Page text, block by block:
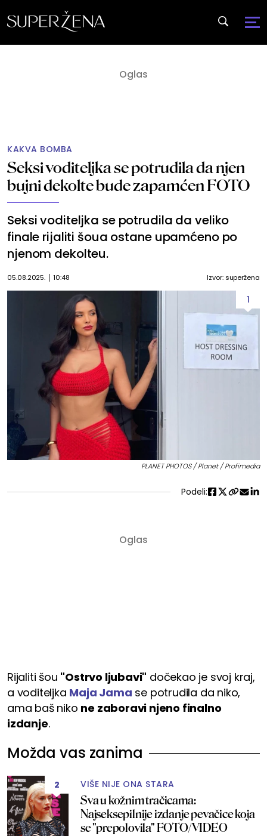
KAKVA BOMBA
Seksi voditeljka se potrudila da njen
bujni dekolte bude zapamćen FOTO
Seksi voditeljka se potrudila da veliko
finale rijaliti šoua ostane upamćeno po
njenom dekolteu.
05.08.2025. 10:48 Izvor: superžena
1
PLANET PHOTOS / Planet / Profimedia
Podeli:
Rijaliti šou "Ostrvo ljubavi" dočekao je svoj kraj,
a voditeljka Maja Jama se potrudila da niko,
ama baš niko ne zaboravi njeno finalno
izdanje.
Možda vas zanima
2 VIŠE NIJE ONA STARA
Sva u kožnim tračicama:
Najseksepilnije izdanje pevačice koja
se "prepolovila" FOTO/VIDEO